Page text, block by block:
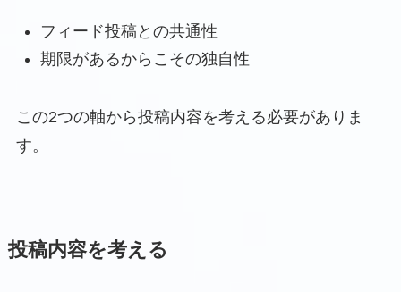
フィード投稿との共通性
期限があるからこその独自性
この2つの軸から投稿内容を考える必要がありま
す。
投稿内容を考える